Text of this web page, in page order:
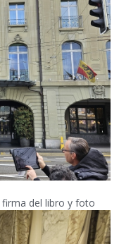
firma del libro y foto